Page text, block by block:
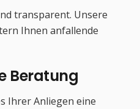
transparent. Unsere
Ihnen anfallende
Beratung
Ihrer Anliegen eine